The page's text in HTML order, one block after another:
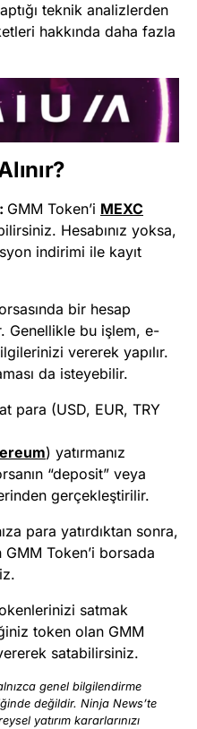
teknik analizlerden
hakkında daha fazla
GMM Token’i MEXC
Hesabınız yoksa,
indirimi ile kayıt
bir hesap
Genellikle bu işlem, e-
vererek yapılır.
da isteyebilir.
para (USD, EUR, TRY
) yatırmanız
“deposit” veya
gerçekleştirilir.
para yatırdıktan sonra,
Token’i borsada
satmak
token olan GMM
satabilirsiniz.
genel bilgilendirme
değildir. Ninja News’te
yatırım kararlarınızı